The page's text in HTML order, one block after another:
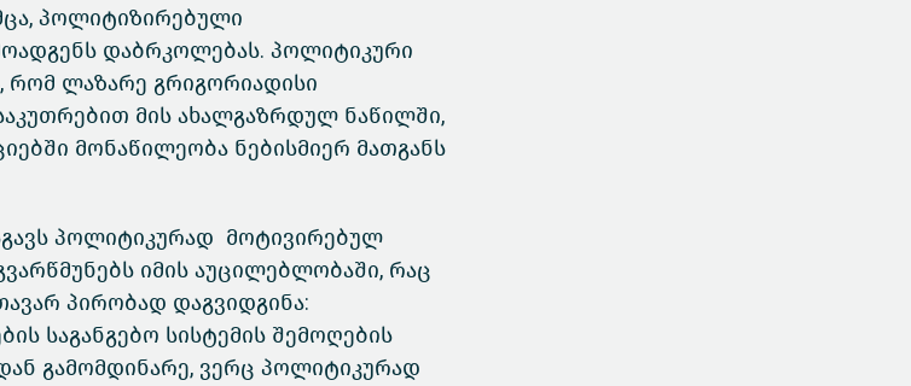
პოლიტიზირებული
დაბრკოლებას. პოლიტიკური
რომ ლაზარე გრიგორიადისი
მის ახალგაზრდულ ნაწილში,
მონაწილეობა ნებისმიერ მათგანს
პოლიტიკურად მოტივირებულ
იმის აუცილებლობაში, რაც
პირობად დაგვიდგინა:
საგანგებო სისტემის შემოღების
გამომდინარე, ვერც პოლიტიკურად